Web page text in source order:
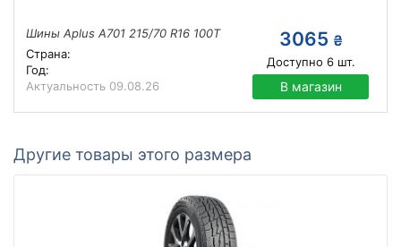
Шины Aplus A701 215/70 R16 100T
Страна:
Год:
Актуальность 09.08.26
3065 ₴
Доступно 6шт.
В магазин
Другие товары этого размера